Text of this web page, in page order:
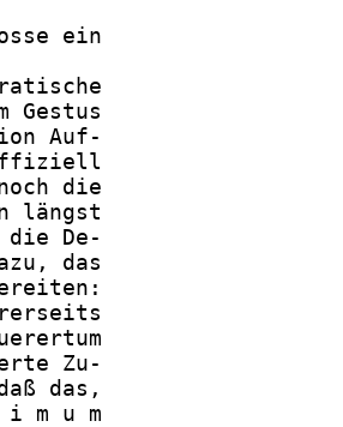
ein
Gestus
Auf-
die
längst
die De-
das
Zu-
das,
i m u m